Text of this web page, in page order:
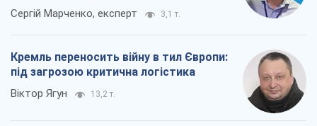
Сергій Марченко, експерт 3,1 т.
Кремль переносить війну в тил Європи:
під загрозою критична логістика
Віктор Ягун 13,2 т.